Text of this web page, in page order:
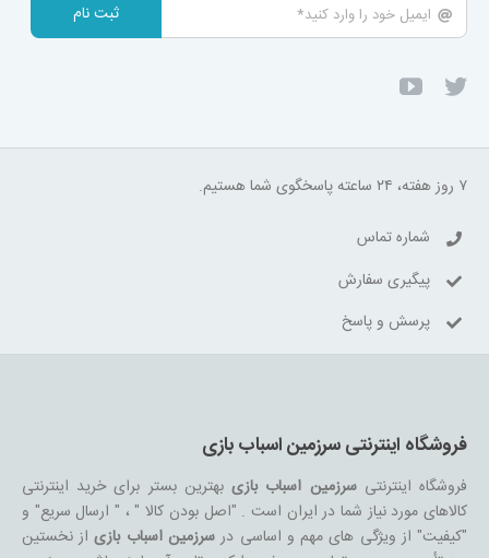
ثبت نام
۷ روز هفته، ۲۴ ساعته پاسخگوی شما هستیم.
شماره تماس
پیگیری سفارش
پرسش و پاسخ
فروشگاه اینترنتی سرزمین اسباب بازی
فروشگاه اینترنتیسرزمین اسباب بازیبهترین بستر برای خرید اینترنتی
کالاهای مورد نیاز شما در ایران است . "اصل بودن کالا " ، " ارسال سریع" و
"کیفیت" از ویژگی های مهم و اساسی در سرزمین اسباب بازیاز نخستین